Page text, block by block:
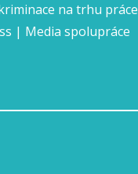
na trhu práce
| Media spolupráce